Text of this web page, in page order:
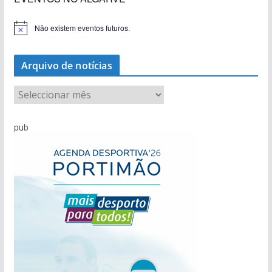
Não existem eventos futuros.
Arquivo de notícias
r
q
pub